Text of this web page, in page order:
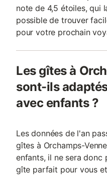
note de 4,5 étoiles, qui
possible de trouver
pour votre prochain
Les gîtes à
sont-ils
avec enfants ?
Les données de l'an
gîtes à Orchamps-
enfants, il ne sera
gîte parfait pour vous